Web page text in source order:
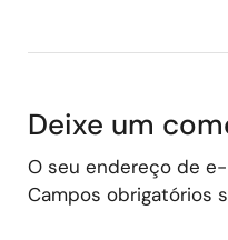
Deixe um
O seu endereço de
Campos obrigatórios